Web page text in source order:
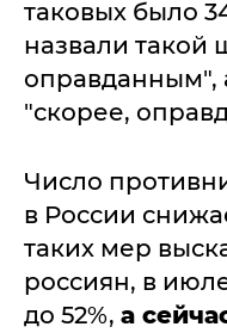
таковых было
назвали такой
оправданным",
"скорее,
Число
в России
таких мер
россиян, в
до 52%, а